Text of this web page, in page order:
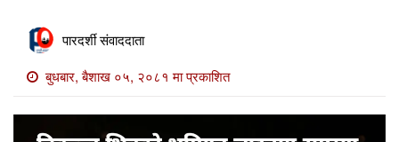
खबर
माडी
खबर
विविध
पारदर्शी संवाददाता
बुधबार, बैशाख ०५, २०८१ मा प्रकाशित